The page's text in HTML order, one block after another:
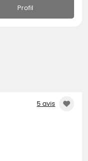
Profil
5 avis